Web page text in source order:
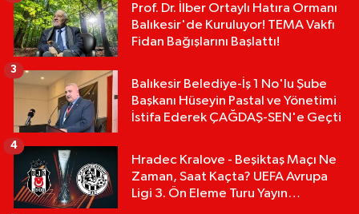
Prof. Dr. İlber Ortaylı Hatıra Ormanı
Balıkesir'de Kuruluyor! TEMA Vakfı
Fidan Bağışlarını Başlattı!
Balıkesir Belediye-İş 1 No'lu Şube
Başkanı Hüseyin Pastal ve Yönetimi
İstifa Ederek ÇAĞDAŞ-SEN'e Geçti
3
Hradec Kralove - Beşiktaş Maçı Ne
Zaman, Saat Kaçta? UEFA Avrupa
Ligi 3. Ön Eleme Turu Yayın
4